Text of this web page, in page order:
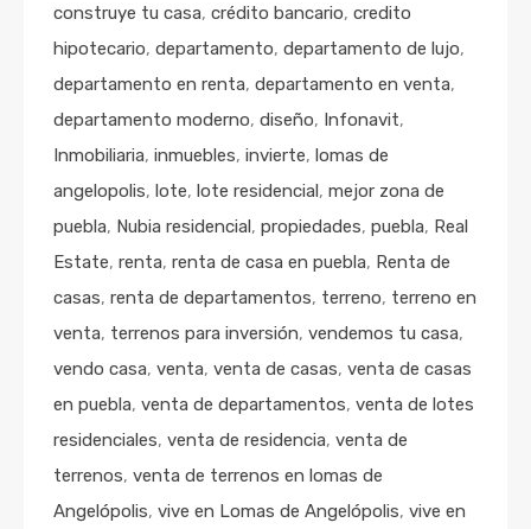
construye tu casa, crédito bancario, credito
hipotecario, departamento, departamento de lujo,
departamento en renta, departamento en venta,
departamento moderno, diseño, Infonavit,
Inmobiliaria, inmuebles, invierte, lomas de
angelopolis, lote, lote residencial, mejor zona de
puebla, Nubia residencial, propiedades, puebla, Real
Estate, renta, renta de casa en puebla, Renta de
casas, renta de departamentos, terreno, terreno en
venta, terrenos para inversión, vendemos tu casa,
vendo casa, venta, venta de casas, venta de casas
en puebla, venta de departamentos, venta de lotes
residenciales, venta de residencia, venta de
terrenos, venta de terrenos en lomas de
Angelópolis, vive en Lomas de Angelópolis, vive en